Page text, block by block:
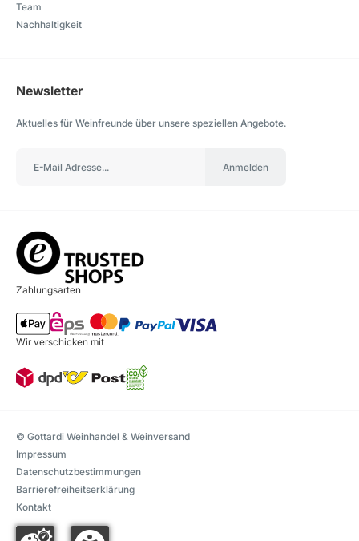
Team
Nachhaltigkeit
Newsletter
Aktuelles für Weinfreunde über unsere speziellen Angebote.
Anmelden
Zahlungsarten
Wir verschicken mit
© Gottardi Weinhandel & Weinversand
Impressum
Datenschutzbestimmungen
Barrierefreiheitserklärung
Kontakt